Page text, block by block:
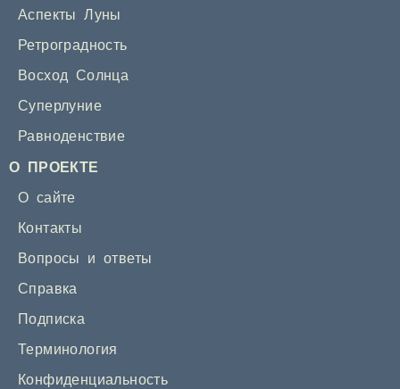
Аспекты Луны
Ретроградность
Восход Солнца
Суперлуние
Равноденствие
О ПРОЕКТЕ
О сайте
Контакты
Вопросы и ответы
Справка
Подписка
Терминология
Конфиденциальность